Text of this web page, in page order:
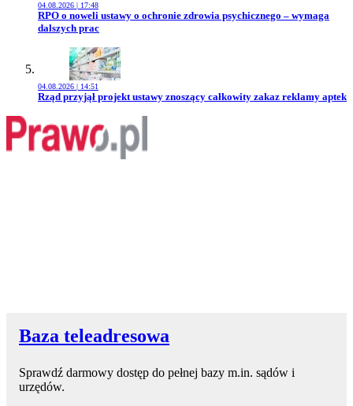
04.08.2026 | 17:48
Przejdź do artykułu:
RPO o noweli ustawy o ochronie zdrowia psychicznego – wymaga
dalszych prac
04.08.2026 | 14:51
Przejdź do artykułu:
Rząd przyjął projekt ustawy znoszący całkowity zakaz reklamy aptek
Baza teleadresowa
Sprawdź darmowy dostęp do pełnej bazy m.in. sądów i
urzędów.